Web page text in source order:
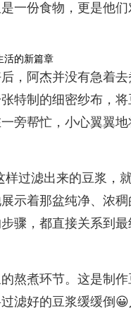
一份食物，更是他
活的新篇章
，阿杰并没有急着
特制的细密纱布，
旁帮忙，小心翼翼
样过滤出来的豆浆，
示着那盆纯净、浓
骤，都直接关系到最
熬煮环节。这是制
滤好的豆浆缓缓倒